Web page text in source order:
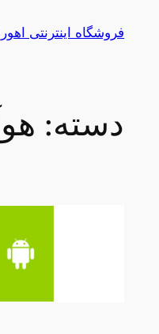
فروشگاه اینترنتی اهورا
دسته: